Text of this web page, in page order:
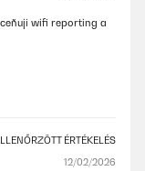
wifi reporting a
ÉRTÉKELÉS
12/02/2026